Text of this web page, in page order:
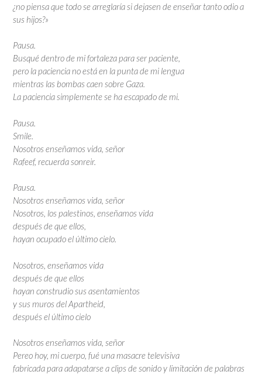
¿no piensa que todo se arreglaría si dejasen de enseñar tanto odio a
sus hijos?»
Pausa.
Busqué dentro de mi fortaleza para ser paciente,
pero la paciencia no está en la punta de mi lengua
mientras las bombas caen sobre Gaza.
La paciencia simplemente se ha escapado de mi.
Pausa.
Smile.
Nosotros enseñamos vida, señor
Rafeef, recuerda sonreir.
Pausa.
Nosotros enseñamos vida, señor
Nosotros, los palestinos, enseñamos vida
después de que ellos,
hayan ocupado el último cielo.
Nosotros, enseñamos vida
después de que ellos
hayan construdio sus asentamientos
y sus muros del Apartheid,
después el último cielo
Nosotros enseñamos vida, señor
Pereo hoy, mi cuerpo, fué una masacre televisiva
fabricada para adapatarse a clips de sonido y limitación de palabras